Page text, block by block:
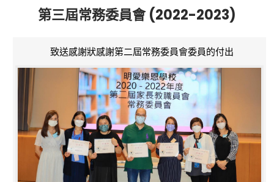
第三屆常務委員會 (2022-2023)
致送感謝狀感謝第二屆常務委員會委員的付出